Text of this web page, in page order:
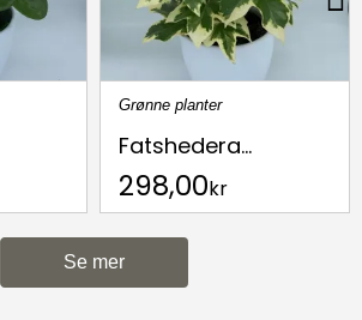
Grønne planter
Fatshedera...
298,00kr
Se mer